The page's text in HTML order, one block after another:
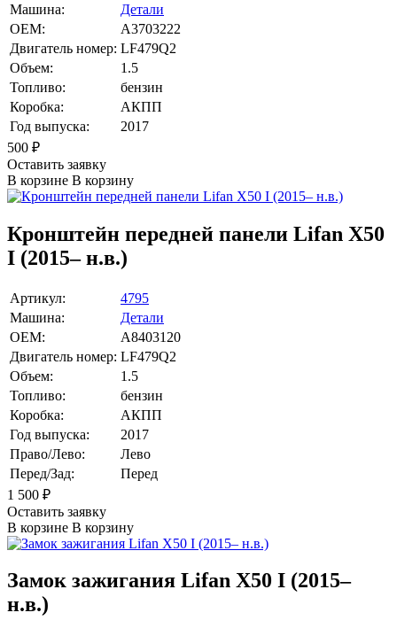
Машина:
Детали
OEM:
A3703222
Двигатель номер: LF479Q2
Объем:
1.5
Топливо:
бензин
Коробка:
АКПП
Год выпуска:
2017
500 ₽
Оставить заявку
В корзине В корзину
Кронштейн передней панели Lifan X50
I (2015– н.в.)
Артикул:
4795
Машина:
Детали
OEM:
A8403120
Двигатель номер: LF479Q2
Объем:
1.5
Топливо:
бензин
Коробка:
АКПП
Год выпуска:
2017
Право/Лево:
Лево
Перед/Зад:
Перед
1 500 ₽
Оставить заявку
В корзине В корзину
Замок зажигания Lifan X50 I (2015–
н.в.)